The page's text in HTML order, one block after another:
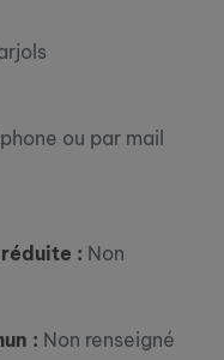
ou par mail
: Non
: Non renseigné